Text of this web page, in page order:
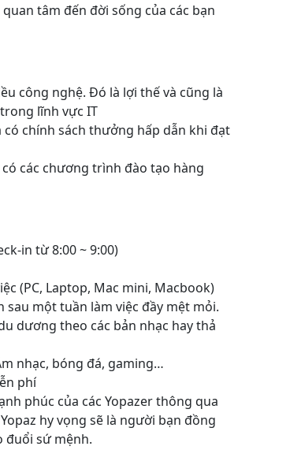
tâm đến đời sống của các bạn
công nghệ. Đó là lợi thế và cũng là
lĩnh vực IT
chính sách thưởng hấp dẫn khi đạt
các chương trình đào tạo hàng
in từ 8:00 ~ 9:00)
(PC, Laptop, Mac mini, Macbook)
một tuần làm việc đầy mệt mỏi.
dương theo các bản nhạc hay thả
nhạc, bóng đá, gaming…
phí
phúc của các Yopazer thông qua
hy vọng sẽ là người bạn đồng
đuổi sứ mệnh.